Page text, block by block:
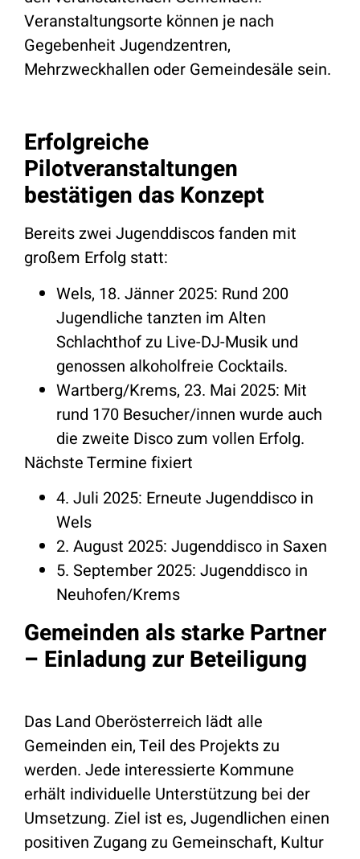
Veranstaltungsorte können je nach
Gegebenheit Jugendzentren,
Mehrzweckhallen oder Gemeindesäle sein.
Erfolgreiche
Pilotveranstaltungen
bestätigen das Konzept
Bereits zwei Jugenddiscos fanden mit
großem Erfolg statt:
Wels, 18. Jänner 2025: Rund 200
Jugendliche tanzten im Alten
Schlachthof zu Live-DJ-Musik und
genossen alkoholfreie Cocktails.
Wartberg/Krems, 23. Mai 2025: Mit
rund 170 Besucher/innen wurde auch
die zweite Disco zum vollen Erfolg.
Nächste Termine fixiert
4. Juli 2025: Erneute Jugenddisco in
Wels
2. August 2025: Jugenddisco in Saxen
5. September 2025: Jugenddisco in
Neuhofen/Krems
Gemeinden als starke Partner
– Einladung zur Beteiligung
Das Land Oberösterreich lädt alle
Gemeinden ein, Teil des Projekts zu
werden. Jede interessierte Kommune
erhält individuelle Unterstützung bei der
Umsetzung. Ziel ist es, Jugendlichen einen
positiven Zugang zu Gemeinschaft, Kultur